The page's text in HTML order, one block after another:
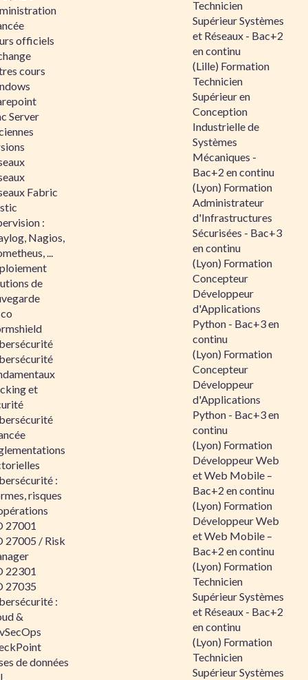
officiels
cours
Server
Fabric
:
Nagios,
...
de
et
:
risques
27001
27005 / Risk
22301
27035
:
&
de données
Technicien
Supérieur Systèmes
et Réseaux - Bac+2
en continu
(Lille) Formation
Technicien
Supérieur en
Conception
Industrielle de
Systèmes
Mécaniques -
Bac+2 en continu
(Lyon) Formation
Administrateur
d'Infrastructures
Sécurisées - Bac+3
en continu
(Lyon) Formation
Concepteur
Développeur
d'Applications
Python - Bac+3 en
continu
(Lyon) Formation
Concepteur
Développeur
d'Applications
Python - Bac+3 en
continu
(Lyon) Formation
Développeur Web
et Web Mobile –
Bac+2 en continu
(Lyon) Formation
Développeur Web
et Web Mobile –
Bac+2 en continu
(Lyon) Formation
Technicien
Supérieur Systèmes
et Réseaux - Bac+2
en continu
(Lyon) Formation
Technicien
Supérieur Systèmes